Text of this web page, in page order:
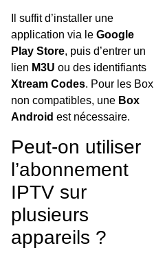
Il suffit d’installer une
application via le Google
Play Store, puis d’entrer un
lien M3U ou des identifiants
Xtream Codes. Pour les Box
non compatibles, une Box
Android est nécessaire.
Peut-on utiliser
l’abonnement
IPTV sur
plusieurs
appareils ?